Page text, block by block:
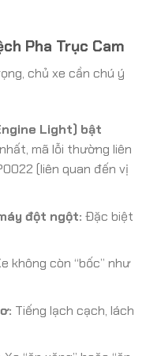
Pha Trục Cam
chủ xe cần chú ý
Light) bật
mã lỗi thường liên
(liên quan đến vị
đột ngột: Đặc biệt
không còn “bốc” như
Tiếng lạch cạch, lách